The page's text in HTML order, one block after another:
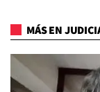
MÁS EN